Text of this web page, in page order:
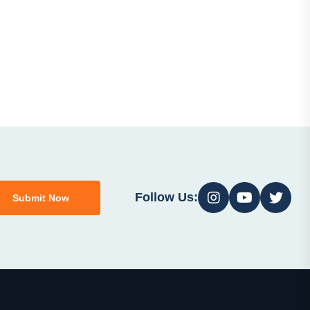
Submit Now Follow Us: